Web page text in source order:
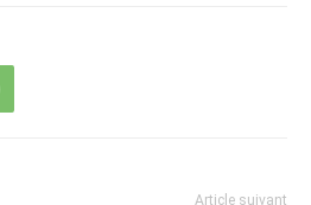
Article suivant